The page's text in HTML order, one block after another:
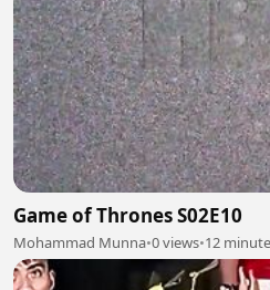
Game of Thrones S02E10
Mohammad Munna•0 views•12